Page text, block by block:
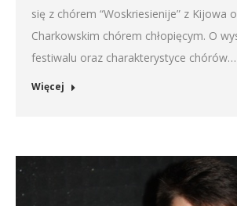
się z chórem “Woskriesienije” z Kijowa
Charkowskim chórem chłopięcym. O
festiwalu oraz charakterystyce chórów…
Więcej